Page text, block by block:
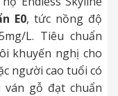
E0, tức nồng độ
L. Tiêu chuẩn
khuyến nghị cho
người cao tuổi có
ván gỗ đạt chuẩn